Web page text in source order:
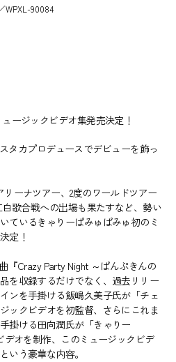
WPXL-90084
ージックビデオ集発売決定！
タカプロデュースでデビューを飾っ
ーナツアー、2度のワールドツアー
歌合戦への出場も果たすなど、勢い
ているきゃりーぱみゅぱみゅ初のミ
定！
『Crazy Party Night ～ぱんぷきんの
を収録するだけでなく、過去リリー
ンを手掛ける飯嶋久美子氏が「チェ
ックビデオを初監督、さらにこれま
掛ける田向潤氏が「きゃりー
デオを制作、このミュージックビデ
いう豪華な内容。